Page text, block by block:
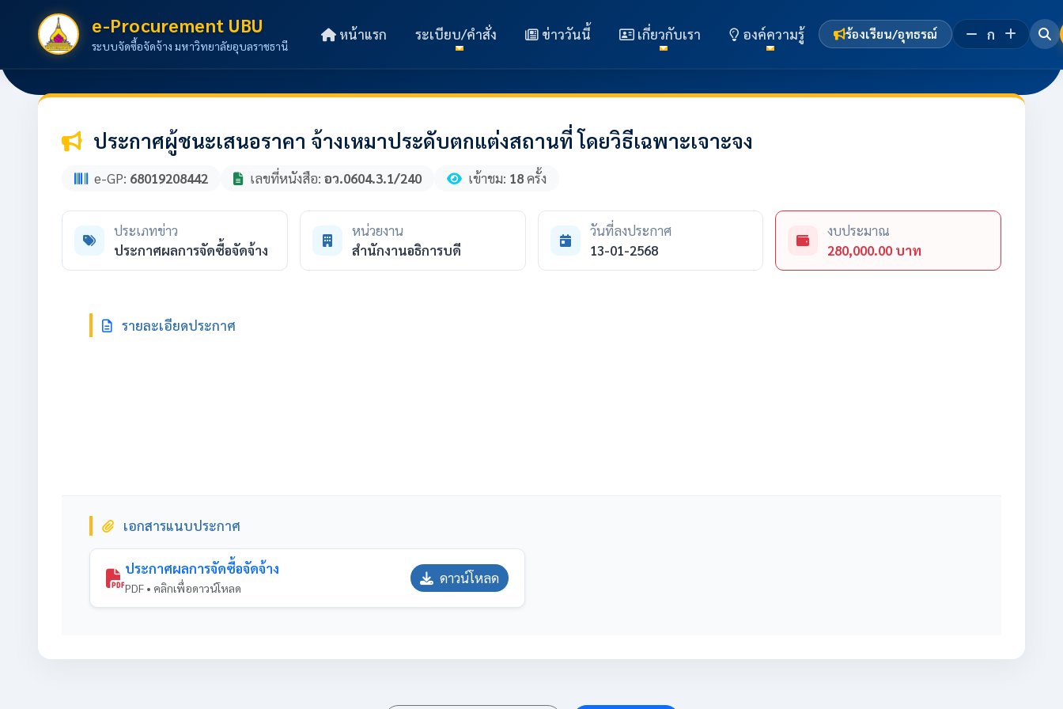
e-Procurement UBU
ระบบจัดซื้อจัดจ้าง มหาวิทยาลัยอุบลราชธานี
หน้าแรก ระเบียบ/คำสั่ง ข่าววันนี้ เกี่ยวกับเรา องค์ความรู้ ร้องเรียน/อุทธรณ์ ก
ประกาศผู้ชนะเสนอราคา จ้างเหมาประดับตกแต่งสถานที่ โดยวิธีเฉพาะเจาะจง
e-GP: 68019208442 เลขที่หนังสือ: อว.0604.3.1/240 เข้าชม: 18ครั้ง
ประเภทข่าว
ประกาศผลการจัดซื้อจัดจ้าง
หน่วยงาน
สำนักงานอธิการบดี
วันที่ลงประกาศ
13-01-2568
งบประมาณ
280,000.00 บาท
รายละเอียดประกาศ
เอกสารแนบประกาศ
ประกาศผลการจัดซื้อจัดจ้าง
PDF • คลิกเพื่อดาวน์โหลด
ดาวน์โหลด